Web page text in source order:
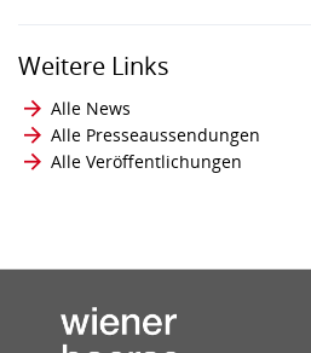
Weitere Links
Alle News
Alle Presseaussendungen
Alle Veröffentlichungen